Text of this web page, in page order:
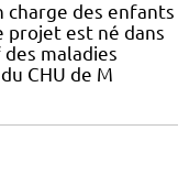
charge des enfants
projet est né dans
maladies
CHU de M